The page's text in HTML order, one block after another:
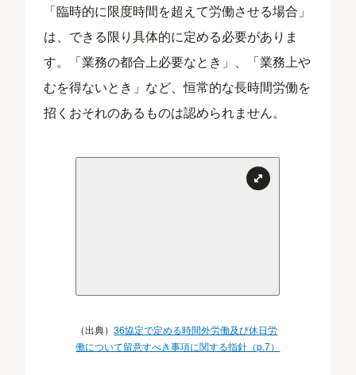
「臨時的に限度時間を超えて労働させる場合」
は、できる限り具体的に定める必要がありま
す。「業務の都合上必要なとき」、「業務上や
むを得ないとき」など、恒常的な長時間労働を
招くおそれのあるものは認められません。
（出典）36協定で定める時間外労働及び休日労
働について留意すべき事項に関する指針（p.7）